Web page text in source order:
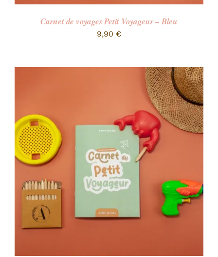
Carnet de voyages Petit Voyageur – Bleu
9,90 €